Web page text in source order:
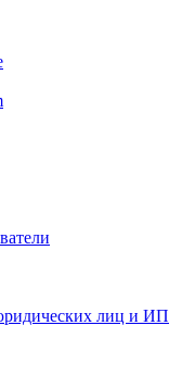
лиц и ИП